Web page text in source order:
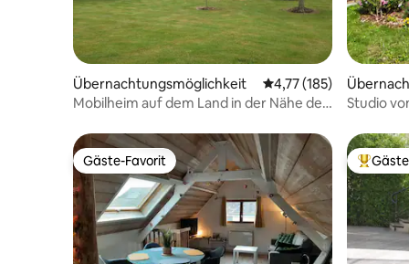
Übernachtungsmöglichkeit Durchschnittliche
4,77 (185)
Mobilheim auf dem Land in der Nähe des
Studio
Gäste-Favorit
Gäste-Favorit